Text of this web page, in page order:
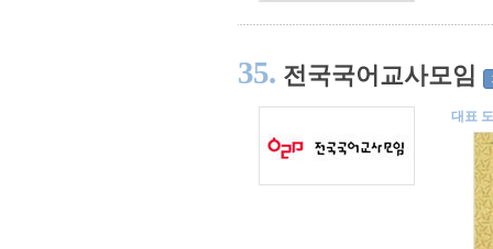
35. 전국국어교사모임
대표